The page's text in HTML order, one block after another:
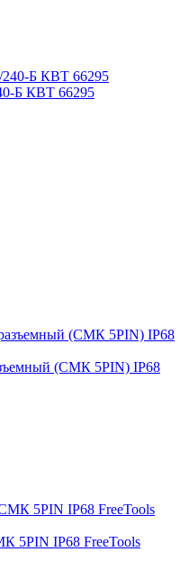
Б КВТ 66295
(СМК 5PIN) IP68
5PIN IP68 FreeTools